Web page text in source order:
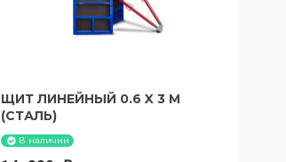
ЩИТ ЛИНЕЙНЫЙ 0.6 X 3 М
(СТАЛЬ)
В наличии